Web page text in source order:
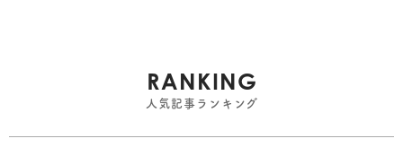
RANKING
人気記事ランキング